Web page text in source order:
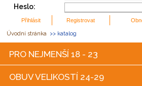
Heslo:
Úvodní stránka >> katalog
PRO NEJMENŠÍ 18 - 23
OBUV VELIKOSTÍ 24-29